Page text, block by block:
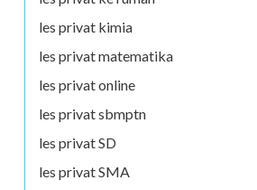
les privat kimia
les privat matematika
les privat online
les privat sbmptn
les privat SD
les privat SMA